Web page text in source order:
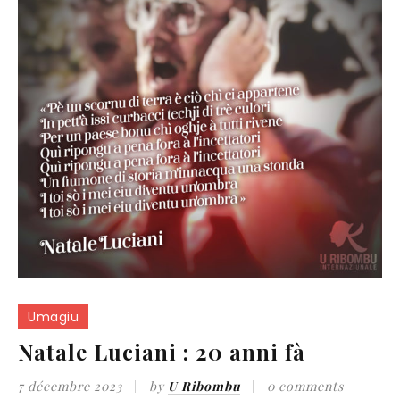
Umagiu
Natale Luciani : 20 anni fà
7 décembre 2023 by U Ribombu 0 comments